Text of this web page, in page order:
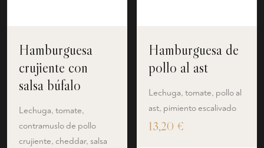
Hamburguesa
crujiente con
salsa búfalo
Lechuga, tomate,
contramuslo de pollo
crujiente, cheddar, salsa
Hamburguesa de
pollo al ast
Lechuga, tomate, pollo al
ast, pimiento escalivado
13,20 €